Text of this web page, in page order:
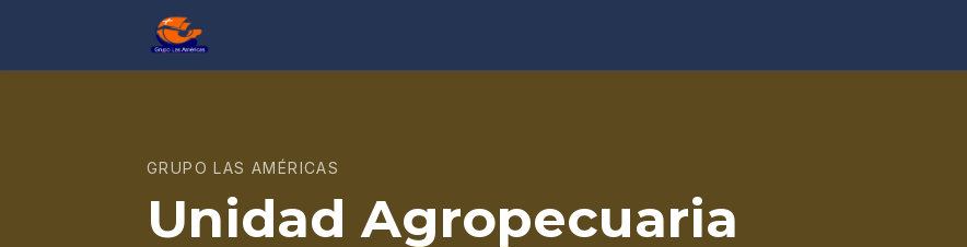
GRUPO LAS AMÉRICAS
Unidad Agropecuaria